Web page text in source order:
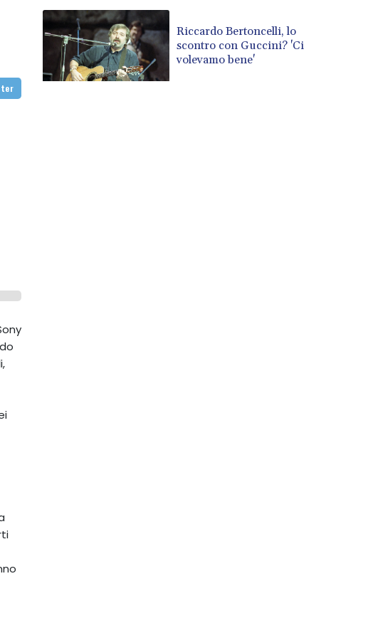
Riccardo Bertoncelli, lo
scontro con Guccini? 'Ci
volevamo bene'